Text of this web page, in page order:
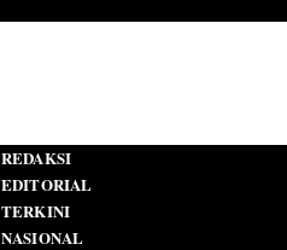
REDAKSI
EDITORIAL
TERKINI
NASIONAL